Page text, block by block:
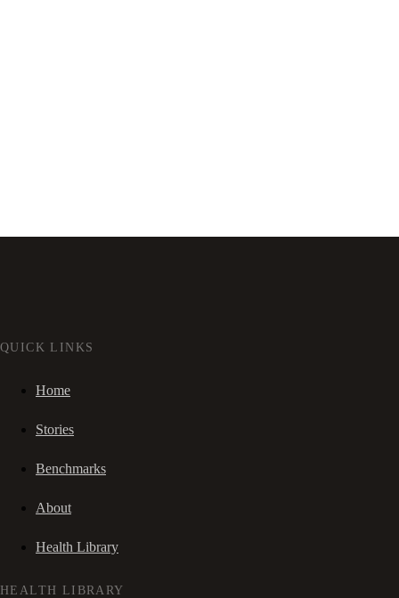
QUICK LINKS
Home
Stories
Benchmarks
About
Health Library
HEALTH LIBRARY